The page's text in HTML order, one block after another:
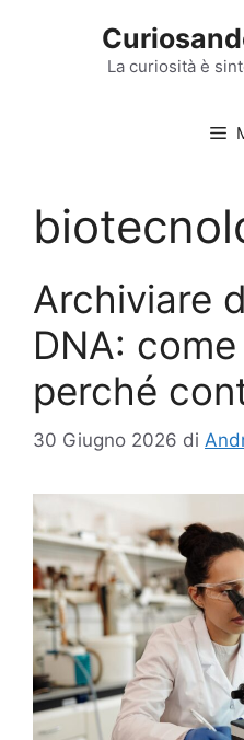
La curiosità è
Archiviare
DNA:
perché
30 Giugno 2026 di